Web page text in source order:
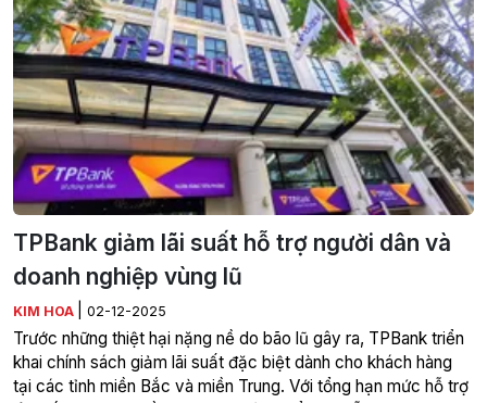
TPBank giảm lãi suất hỗ trợ người dân và
doanh nghiệp vùng lũ
KIM HOA 02-12-2025
Trước những thiệt hại nặng nề do bão lũ gây ra, TPBank triển
khai chính sách giảm lãi suất đặc biệt dành cho khách hàng
tại các tỉnh miền Bắc và miền Trung. Với tổng hạn mức hỗ trợ